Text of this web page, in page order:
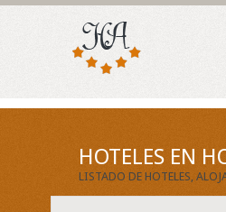
HOTELES EN
LISTADO DE HOTELES,